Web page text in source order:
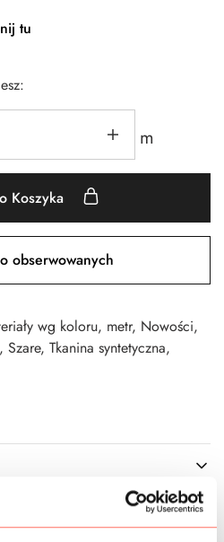
tu
m
Koszyka
obserwowanych
wg koloru, metr, Nowości,
, Szare, Tkanina syntetyczna,